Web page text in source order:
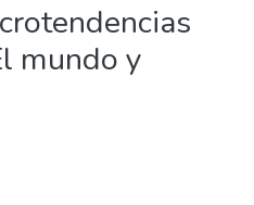
mundo y